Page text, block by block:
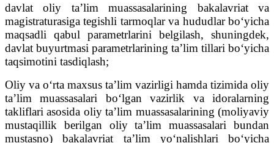
davlat oliy ta’lim muassasalarining bakalavriat va
magistraturasiga tegishli tarmoqlar va hududlar bo‘yicha
maqsadli qabul parametrlarini belgilash, shuningdek,
davlat buyurtmasi parametrlarining ta’lim tillari bo‘yicha
taqsimotini tasdiqlash;
Oliy va o‘rta maxsus ta’lim vazirligi hamda tizimida oliy
ta’lim muassasalari bo‘lgan vazirlik va idoralarning
takliflari asosida oliy ta’lim muassasalarining (moliyaviy
mustaqillik berilgan oliy ta’lim muassasalari bundan
mustasno) bakalavriat ta’lim yo‘nalishlari bo‘yicha